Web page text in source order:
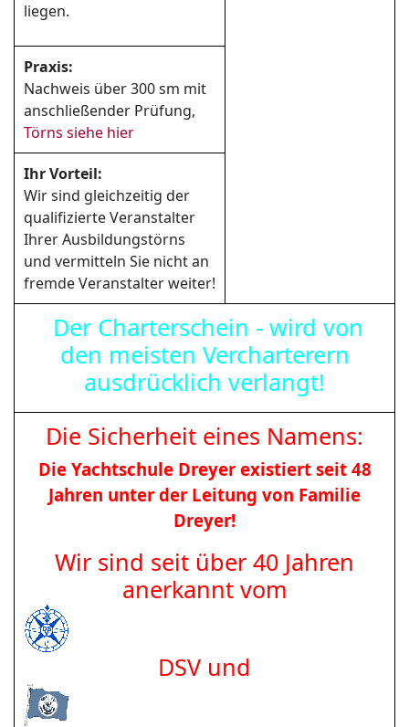
liegen.
Praxis:
Nachweis über 300 sm mit
anschließender Prüfung,
Törns siehe hier
Ihr Vorteil:
Wir sind gleichzeitig der
qualifizierte Veranstalter
Ihrer Ausbildungstörns
und vermitteln Sie nicht an
fremde Veranstalter weiter!
Der Charterschein - wird von
den meisten Vercharterern
ausdrücklich verlangt!
Die Sicherheit eines Namens:
Die Yachtschule Dreyer existiert seit 48
Jahren unter der Leitung von Familie
Dreyer!
Wir sind seit über 40 Jahren
anerkannt vom
DSV und